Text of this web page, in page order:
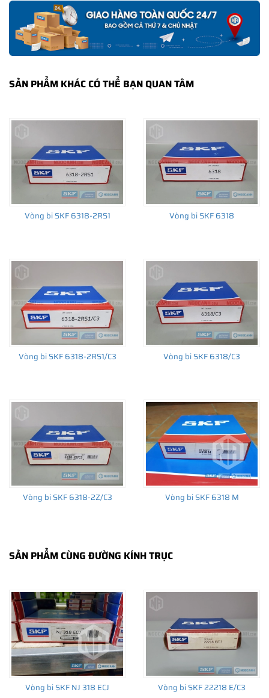
SẢN PHẨM KHÁC CÓ THỂ BẠN QUAN TÂM
Vòng bi SKF 6318-2RS1 Vòng bi SKF 6318
Vòng bi SKF 6318-2RS1/C3 Vòng bi SKF 6318/C3
Vòng bi SKF 6318-2Z/C3 Vòng bi SKF 6318 M
SẢN PHẨM CÙNG ĐƯỜNG KÍNH TRỤC
Vòng bi SKF NJ 318 ECJ Vòng bi SKF 22218 E/C3